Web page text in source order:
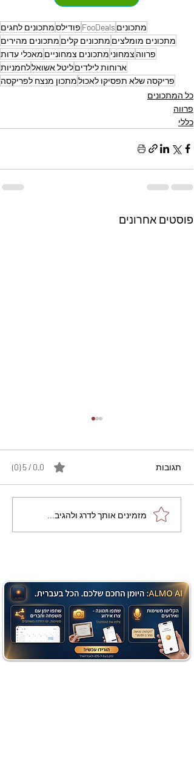
מתכונים FooDeals פודילסמתכונים לחגים
מתכונים מומלצים מתכונים קלים מתכונים מהירים
פרווה צמחוני מתכונים צמחוניים מאכלי עדות
ארוחות לילדיםליטל אשואללחמניות
פריקסה שלא תפסיקו לאכולמתכון מנצח לפריקסה
כל המתכונים
פרווה
כללי
פוסטים אחרונים
מתכון מנצח עוגת מייפל
שוקולד בחושה וקלה - זיוה
תגובות 0.0 / 5 ‏(0)
מזמינים אותך לדרג ולהגיב...